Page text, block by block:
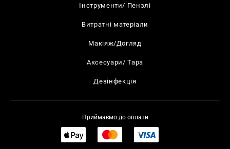
Інструменти/ Пензлі
Витратні матеріали
Макіяж/Догляд
Аксесуари/ Тара
Дезінфекція
Приймаємо до оплати